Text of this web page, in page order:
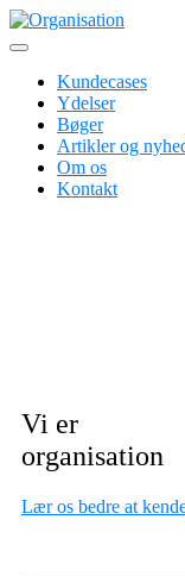
Skip
to
Organisation
Kundecases
Ydelser
Bøger
Artikler og
Om os
Kontakt
Vi er
organisation
Lær os bedre at